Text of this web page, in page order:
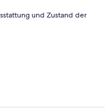
und Zustand der